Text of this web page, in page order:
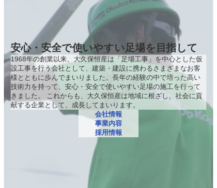
安心・安全で使いやすい足場を目指して
1968年の創業以来、大久保恒産は「足場工事」を中心とした仮
設工事を行う会社として、建築・建設に携わるさまざまなお客
様とともに歩んでまいりました。長年の経験の中で培った高い
技術力を持って、安心・安全で使いやすい足場の施工を行って
きました。 これからも、大久保恒産は地域に根ざし、社会に貢
献する企業として、成長してまいります。
会社情報
事業内容
採用情報